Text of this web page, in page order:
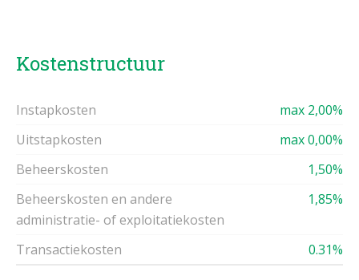
Kostenstructuur
Instapkosten
max 2,00%
Uitstapkosten
max 0,00%
Beheerskosten
1,50%
Beheerskosten en andere
administratie- of exploitatiekosten
1,85%
Transactiekosten 0.31%